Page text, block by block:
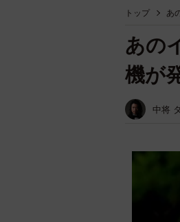
トップ あ
あの
機が
中将